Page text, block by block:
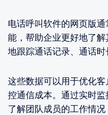
电话呼叫软件的网页版
能，帮助企业更好地了
地跟踪通话记录、通话时
这些数据可以用于优化
控通信成本。通过实时
了解团队成员的工作情况